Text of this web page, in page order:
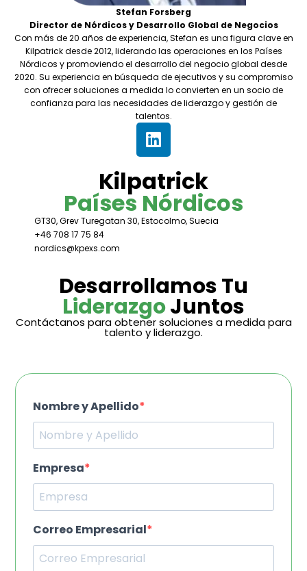
Stefan Forsberg
Director de Nórdicos y Desarrollo Global de Negocios
Con más de 20 años de experiencia, Stefan es una figura clave en
Kilpatrick desde 2012, liderando las operaciones en los Países
Nórdicos y promoviendo el desarrollo del negocio global desde
2020. Su experiencia en búsqueda de ejecutivos y su compromiso
con ofrecer soluciones a medida lo convierten en un socio de
confianza para las necesidades de liderazgo y gestión de
talentos.
Kilpatrick
Países Nórdicos
GT30, Grev Turegatan 30, Estocolmo, Suecia
+46 708 17 75 84
nordics@kpexs.com
Desarrollamos Tu
LiderazgoJuntos
Contáctanos para obtener soluciones a medida para
talento y liderazgo.
Nombre y Apellido
Empresa
Correo Empresarial